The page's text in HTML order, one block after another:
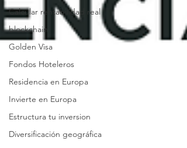
Calcular rentabilidad real
blockchain
Golden Visa
Fondos Hoteleros
Residencia en Europa
Invierte en Europa
Estructura tu inversion
Diversificación geográfica